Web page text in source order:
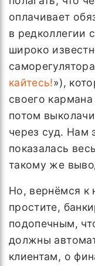
оплачивает
в редколлегии
широко
кайтесь!»),
своего
потом
через суд. Нам
показалась
такому же
Но, вернёмся к
простите,
подопечным,
должны
клиентам, о